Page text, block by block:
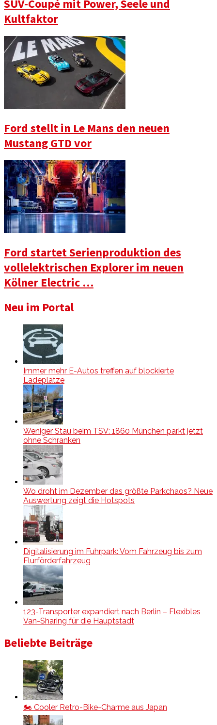
SUV-Coupé mit Power, Seele und
Kultfaktor
Ford stellt in Le Mans den neuen
Mustang GTD vor
Ford startet Serienproduktion des
vollelektrischen Explorer im neuen
Kölner Electric …
Neu im Portal
Immer mehr E-Autos treffen auf blockierte
Ladeplätze
Weniger Stau beim TSV: 1860 München parkt jetzt
ohne Schranken
Wo droht im Dezember das größte Parkchaos? Neue
Auswertung zeigt die Hotspots
Digitalisierung im Fuhrpark: Vom Fahrzeug bis zum
Flurförderfahrzeug
123-Transporter expandiert nach Berlin – Flexibles
Van-Sharing für die Hauptstadt
Beliebte Beiträge
🏍️ Cooler Retro-Bike-Charme aus Japan